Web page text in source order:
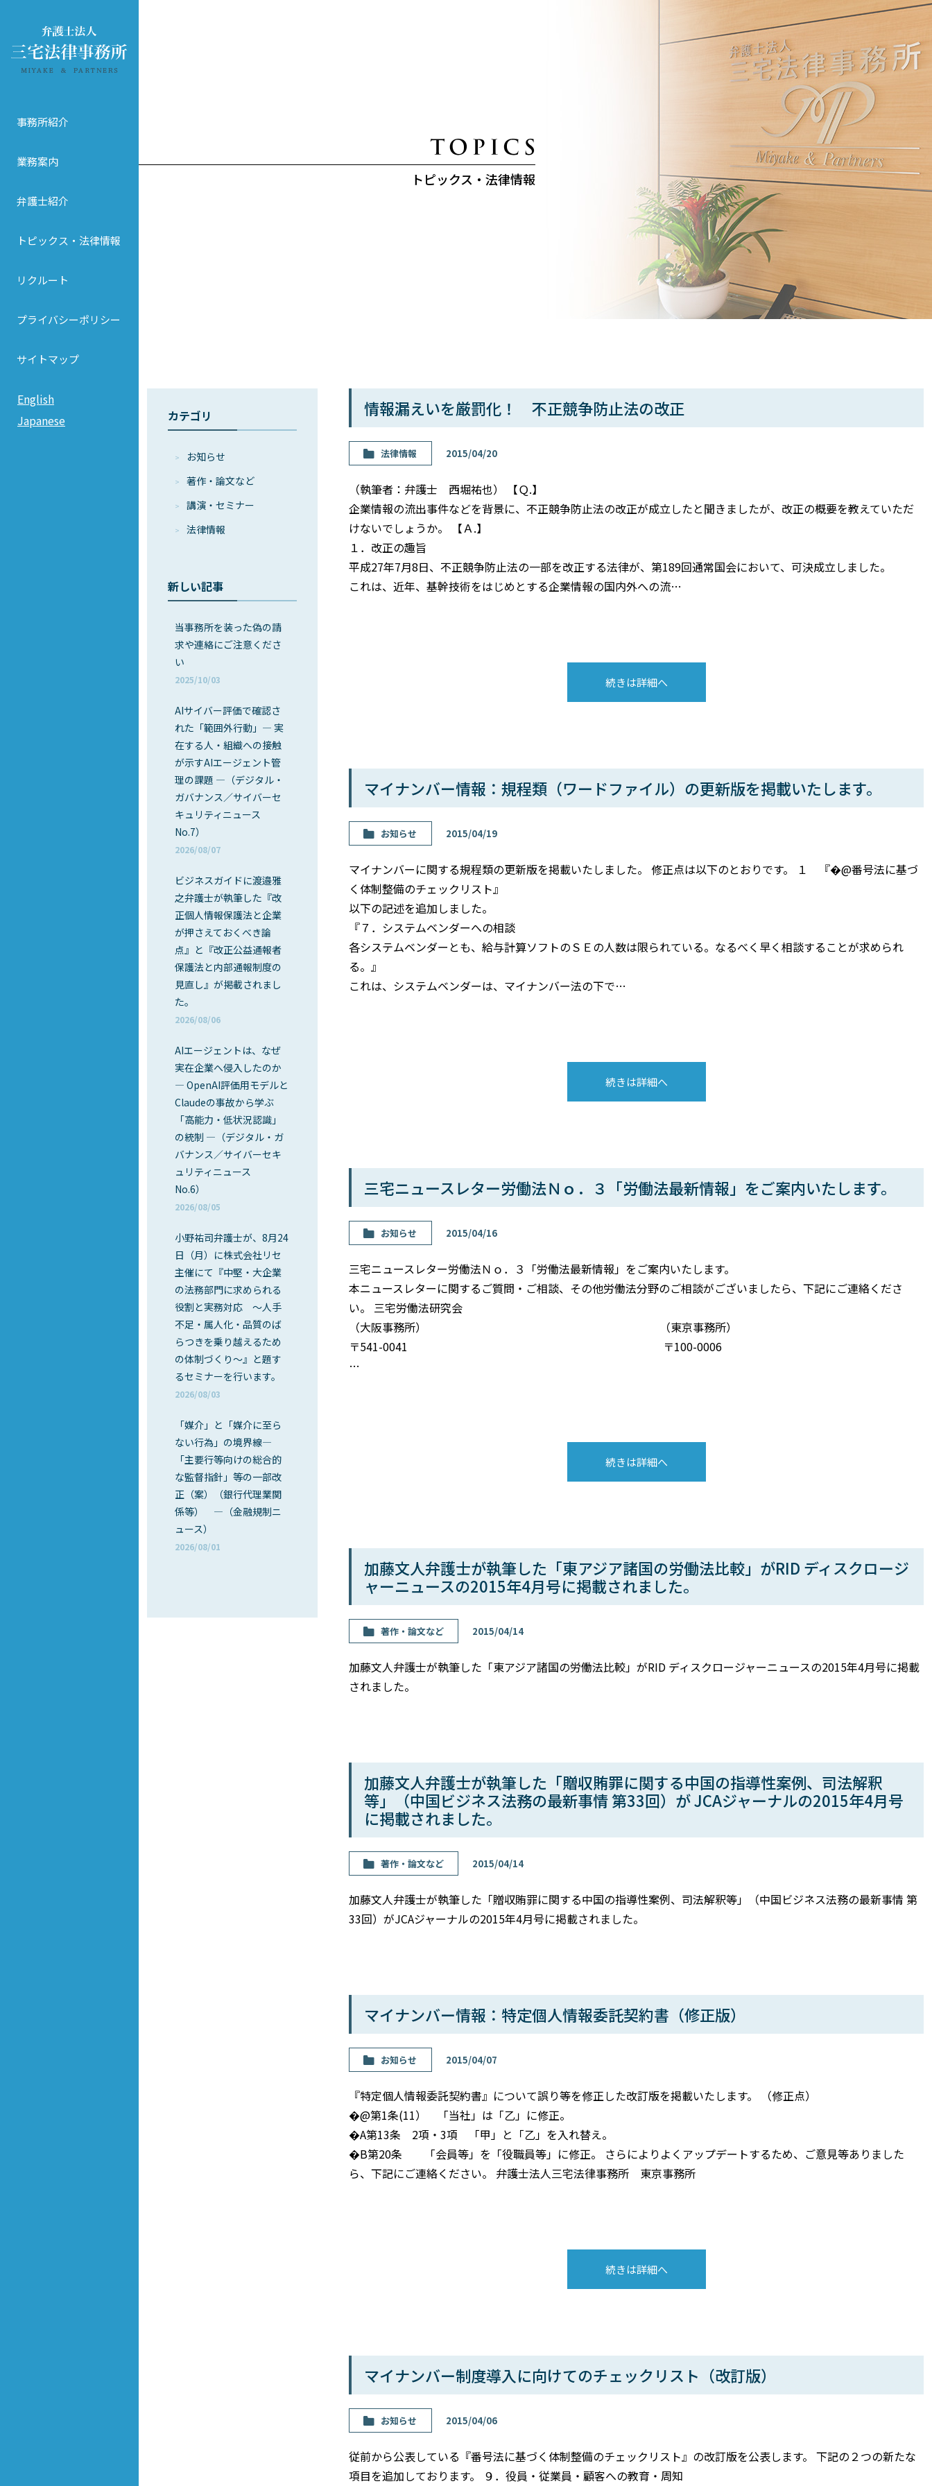
事務所紹介
業務案内
弁護士紹介
トピックス・法律情報
リクルート
プライバシーポリシー
サイトマップ
English
Japanese
トピックス・法律情報
情報漏えいを厳罰化！ 不正競争防止法の改正
法律情報 2015/04/20
（執筆者：弁護士 西堀祐也） 【Ｑ.】
企業情報の流出事件などを背景に、不正競争防止法の改正が成立したと聞きましたが、改正の概要を教えていただ
けないでしょうか。 【Ａ.】
１．改正の趣旨
平成27年7月8日、不正競争防止法の一部を改正する法律が、第189回通常国会において、可決成立しました。
これは、近年、基幹技術をはじめとする企業情報の国内外への流…
続きは詳細へ
マイナンバー情報：規程類（ワードファイル）の更新版を掲載いたします。
お知らせ 2015/04/19
マイナンバーに関する規程類の更新版を掲載いたしました。 修正点は以下のとおりです。 １ 『�@番号法に基づ
く体制整備のチェックリスト』
以下の記述を追加しました。
『７．システムベンダーへの相談
各システムベンダーとも、給与計算ソフトのＳＥの人数は限られている。なるべく早く相談することが求められ
る。』
これは、システムベンダーは、マイナンバー法の下で…
続きは詳細へ
三宅ニュースレター労働法Ｎｏ．３「労働法最新情報」をご案内いたします。
お知らせ 2015/04/16
三宅ニュースレター労働法Ｎｏ．３「労働法最新情報」をご案内いたします。
本ニュースレターに関するご質問・ご相談、その他労働法分野のご相談がございましたら、下記にご連絡くださ
い。 三宅労働法研究会
（大阪事務所） （東京事務所）
〒541-0041 〒100-0006
…
続きは詳細へ
加藤文人弁護士が執筆した「東アジア諸国の労働法比較」がRID ディスクロージ
ャーニュースの2015年4月号に掲載されました。
著作・論⽂など 2015/04/14
加藤文人弁護士が執筆した「東アジア諸国の労働法比較」がRID ディスクロージャーニュースの2015年4月号に掲載
されました。
加藤文人弁護士が執筆した「贈収賄罪に関する中国の指導性案例、司法解釈
等」（中国ビジネス法務の最新事情 第33回）が JCAジャーナルの2015年4月号
に掲載されました。
著作・論⽂など 2015/04/14
加藤文人弁護士が執筆した「贈収賄罪に関する中国の指導性案例、司法解釈等」（中国ビジネス法務の最新事情 第
33回）がJCAジャーナルの2015年4月号に掲載されました。
マイナンバー情報：特定個人情報委託契約書（修正版）
お知らせ 2015/04/07
『特定個人情報委託契約書』について誤り等を修正した改訂版を掲載いたします。 （修正点）
�@第1条(11） 「当社」は「乙」に修正。
�A第13条 2項・3項 「甲」と「乙」を入れ替え。
�B第20条 「会員等」を「役職員等」に修正。 さらによりよくアップデートするため、ご意見等ありました
ら、下記にご連絡ください。 弁護士法人三宅法律事務所 東京事務所
続きは詳細へ
マイナンバー制度導入に向けてのチェックリスト（改訂版）
お知らせ 2015/04/06
従前から公表している『番号法に基づく体制整備のチェックリスト』の改訂版を公表します。 下記の２つの新たな
項目を追加しております。 ９．役員・従業員・顧客への教育・周知
カテゴリ
お知らせ
著作・論⽂など
講演・セミナー
法律情報
新しい記事
当事務所を装った偽の請
求や連絡にご注意くださ
い
2025/10/03
AIサイバー評価で確認さ
れた「範囲外行動」― 実
在する人・組織への接触
が示すAIエージェント管
理の課題 ―（デジタル・
ガバナンス／サイバーセ
キュリティニュース
No.7）
2026/08/07
ビジネスガイドに渡邉雅
之弁護士が執筆した『改
正個人情報保護法と企業
が押さえておくべき論
点』と『改正公益通報者
保護法と内部通報制度の
見直し』が掲載されまし
た。
2026/08/06
AIエージェントは、なぜ
実在企業へ侵入したのか
― OpenAI評価用モデルと
Claudeの事故から学ぶ
「高能力・低状況認識」
の統制 ―（デジタル・ガ
バナンス／サイバーセキ
ュリティニュース
No.6）
2026/08/05
小野祐司弁護士が、8月24
日（月）に株式会社リセ
主催にて『中堅・大企業
の法務部門に求められる
役割と実務対応 ～人手
不足・属人化・品質のば
らつきを乗り越えるため
の体制づくり～』と題す
るセミナーを行います。
2026/08/03
「媒介」と「媒介に至ら
ない行為」の境界線―
「主要行等向けの総合的
な監督指針」等の一部改
正（案）（銀行代理業関
係等） ―（金融規制ニ
ュース）
2026/08/01